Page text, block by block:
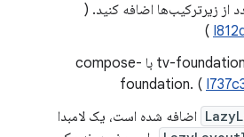
از زیرترکیب‌ها اضافه کنید. (
)
همگام‌سازی انشعاب tv-foundation با compose-
foundation. (
اضافه شده است، یک لامبدا